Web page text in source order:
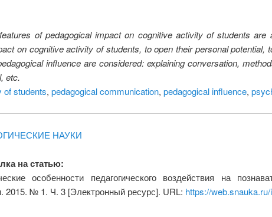
of pedagogical impact on cognitive activity of students
on cognitive activity of students, to open their personal
influence are considered: explaining conversation,
etc.
of students, pedagogical communication, pedagogical influence,
НАУКИ
на статью:
особенности педагогического воздействия на
2015. № 1. Ч. 3 [Электронный ресурс]. URL: https://